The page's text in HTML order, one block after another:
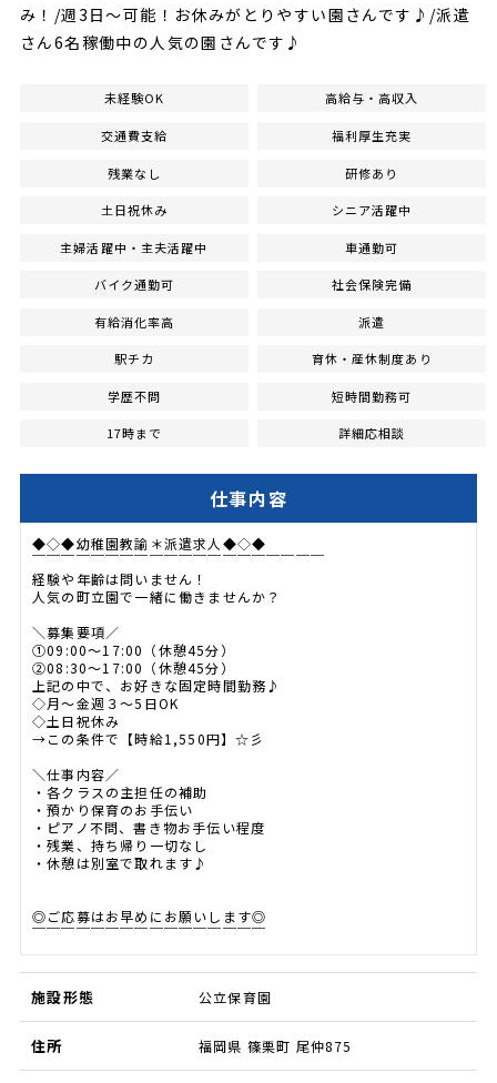
み！/週3日～可能！お休みがとりやすい園さんです♪/派遣
さん6名稼働中の人気の園さんです♪
未経験OK 高給与・高収入
交通費支給 福利厚生充実
残業なし 研修あり
土日祝休み シニア活躍中
主婦活躍中・主夫活躍中 車通勤可
バイク通勤可 社会保険完備
有給消化率高 派遣
駅チカ 育休・産休制度あり
学歴不問 短時間勤務可
17時まで 詳細応相談
仕事内容
◆◇◆幼稚園教諭＊派遣求人◆◇◆
￣￣￣￣￣￣￣￣￣￣￣￣￣￣￣￣￣￣￣￣
経験や年齢は問いません！
人気の町立園で一緒に働きませんか？
＼募集要項／
①09:00～17:00（休憩45分）
②08:30～17:00（休憩45分）
上記の中で、お好きな固定時間勤務♪
◇月～金週３～5日OK
◇土日祝休み
→この条件で【時給1,550円】☆彡
＼仕事内容／
・各クラスの主担任の補助
・預かり保育のお手伝い
・ピアノ不問、書き物お手伝い程度
・残業、持ち帰り一切なし
・休憩は別室で取れます♪
◎ご応募はお早めにお願いします◎
￣￣￣￣￣￣￣￣￣￣￣￣￣￣￣￣
施設形態 公立保育園
住所 福岡県 篠栗町 尾仲875